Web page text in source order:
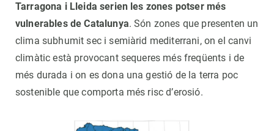
Tarragona i Lleida serien les zones potser més
vulnerables de Catalunya. Són zones que presenten un
clima subhumit sec i semiàrid mediterrani, on el canvi
climàtic està provocant sequeres més freqüents i de
més durada i on es dona una gestió de la terra poc
sostenible que comporta més risc d’erosió.